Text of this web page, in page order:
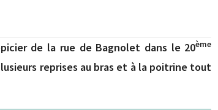
de la rue de Bagnolet dans le 20ème
reprises au bras et à la poitrine tout